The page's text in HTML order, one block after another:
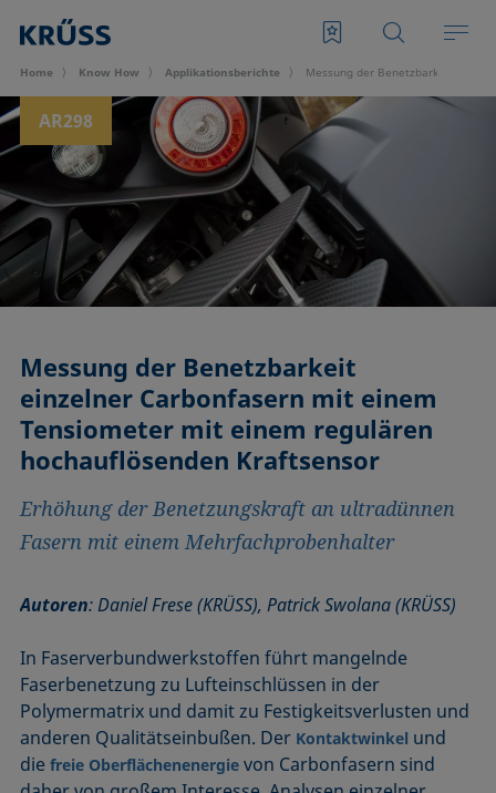
Home Know How Applikationsberichte Messung der Benetzbarkeit
AR298
Messung der Benetzbarkeit
einzelner Carbonfasern mit einem
Tensiometer mit einem regulären
hochauflösenden Kraftsensor
Erhöhung der Benetzungskraft an ultradünnen
Fasern mit einem Mehrfachprobenhalter
Autoren: Daniel Frese (KRÜSS), Patrick Swolana (KRÜSS)
In Faserverbundwerkstoffen führt mangelnde
Faserbenetzung zu Lufteinschlüssen in der
Polymermatrix und damit zu Festigkeitsverlusten und
anderen Qualitätseinbußen. Der Kontaktwinkel und
diefreie Oberflächenenergie von Carbonfasern sind